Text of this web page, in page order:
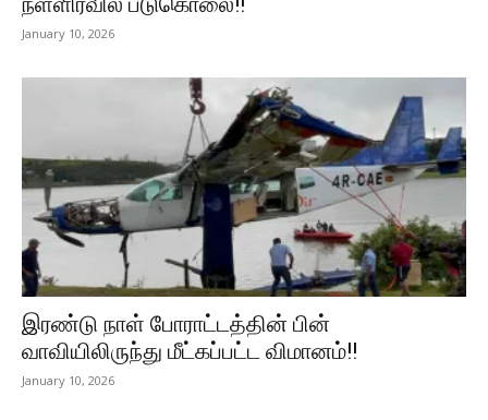
January 10, 2026
இரண்டு நாள் போராட்டத்தின் பின்
வாவியிலிருந்து மீட்கப்பட்ட விமானம்!!
January 10, 2026